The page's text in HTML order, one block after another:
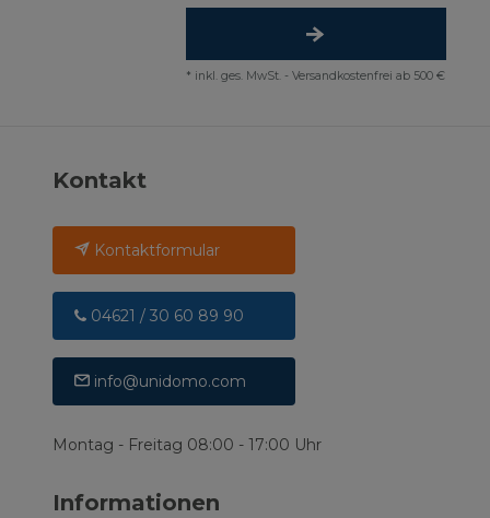
* inkl. ges. MwSt. - Versandkostenfrei ab 500 €
Kontakt
Kontaktformular
04621 / 30 60 89 90
info@unidomo.com
Montag - Freitag 08:00 - 17:00 Uhr
Informationen